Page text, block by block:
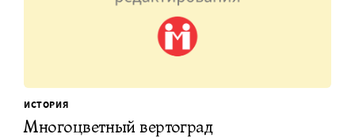
ИСТОРИЯ
Многоцветный вертоград